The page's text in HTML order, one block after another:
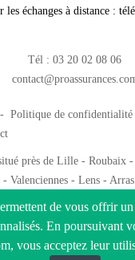
les échanges à distance :
Tél : 03 20 02 08 06
-Politique de confidentialité
près de Lille - Roubaix
Valenciennes - Lens -
liens partenaires
réservés
de vous offrir
En poursuivant
vous acceptez leur